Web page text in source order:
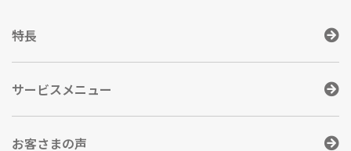
特長
サービスメニュー
お客さまの声